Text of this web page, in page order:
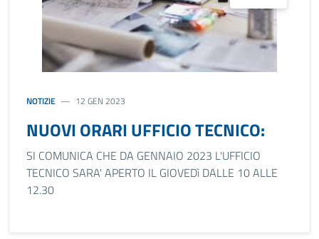
NOTIZIE 12 GEN 2023
NUOVI ORARI UFFICIO TECNICO:
SI COMUNICA CHE DA GENNAIO 2023 L'UFFICIO
TECNICO SARA' APERTO IL GIOVEDì DALLE 10 ALLE
12.30